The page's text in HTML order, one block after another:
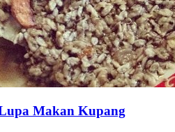
Makan Kupang